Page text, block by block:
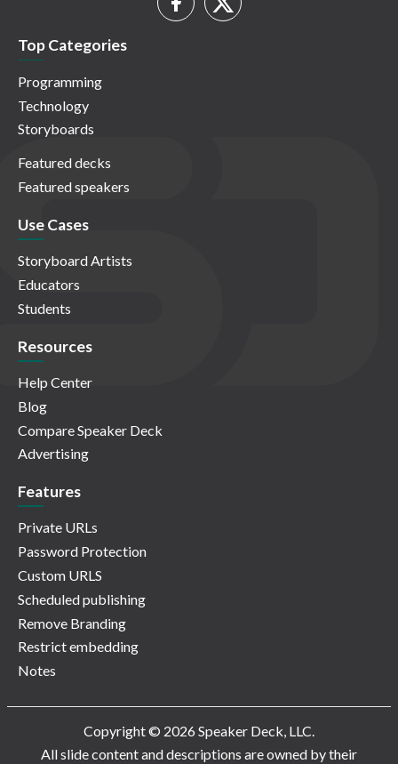
Top Categories
Programming
Technology
Storyboards
Featured decks
Featured speakers
Use Cases
Storyboard Artists
Educators
Students
Resources
Help Center
Blog
Compare Speaker Deck
Advertising
Features
Private URLs
Password Protection
Custom URLS
Scheduled publishing
Remove Branding
Restrict embedding
Notes
Copyright © 2026 Speaker Deck, LLC.
All slide content and descriptions are owned by their